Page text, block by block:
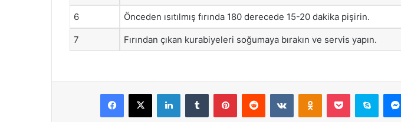
6 Önceden ısıtılmış fırında 180 derecede 15-20 dakika pişirin.
7 Fırından çıkan kurabiyeleri soğumaya bırakın ve servis yapın.
Facebook
X LinkedInTumblr PinterestReddit VKontakteOdnoklassniki
Pocket Skype